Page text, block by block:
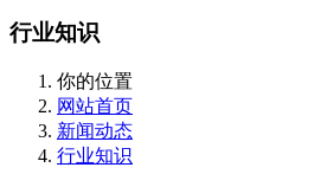
行业知识
你的位置
网站首页
新闻动态
行业知识